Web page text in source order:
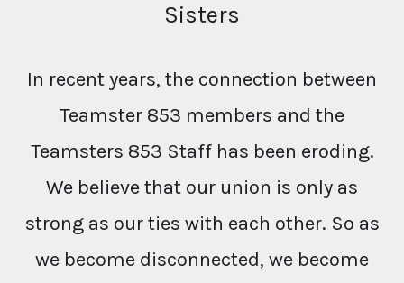
Sisters
In recent years, the connection between
Teamster 853 members and the
Teamsters 853 Staff has been eroding.
We believe that our union is only as
strong as our ties with each other. So as
we become disconnected, we become